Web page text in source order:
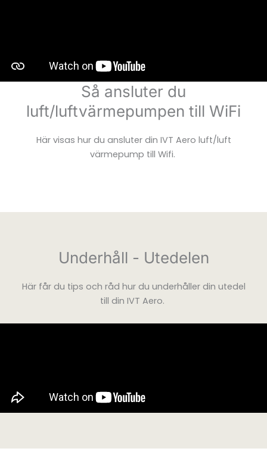
Så ansluter du
luft/luftvärmepumpen till WiFi
Här visas hur du ansluter din IVT Aero luft/luft
värmepump till Wifi.
Underhåll - Utedelen
Här får du tips och råd hur du underhåller din utedel
till din IVT Aero.